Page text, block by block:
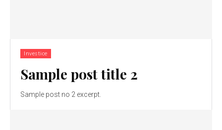
Investice
Sample post title 2
Sample post no 2 excerpt.